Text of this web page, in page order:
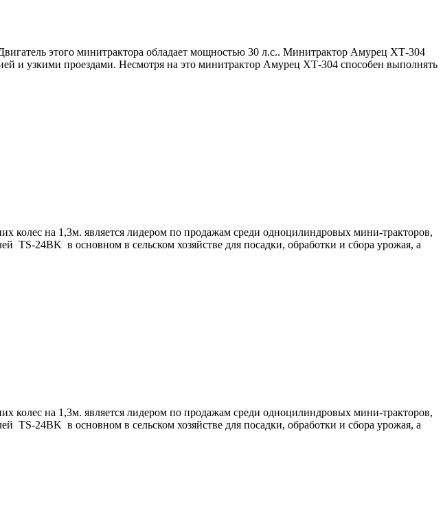
этого минитрактора обладает мощностью 30 л.с.. Минитрактор Амурец ХТ-304
и узкими проездами. Несмотря на это минитрактор Амурец ХТ-304 способен выполнять
на 1,3м. является лидером по продажам среди одноцилиндровых мини-тракторов,
TS-24BK в основном в сельском хозяйстве для посадки, обработки и сбора урожая, а
на 1,3м. является лидером по продажам среди одноцилиндровых мини-тракторов,
TS-24BK в основном в сельском хозяйстве для посадки, обработки и сбора урожая, а